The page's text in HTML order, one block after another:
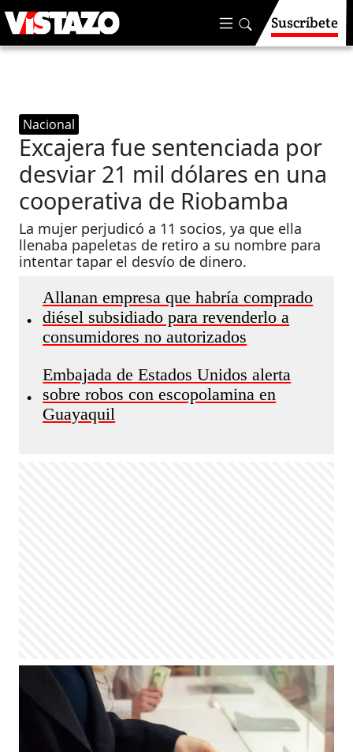
Suscríbete
Nacional
Excajera fue sentenciada por
desviar 21 mil dólares en una
cooperativa de Riobamba
La mujer perjudicó a 11 socios, ya que ella
llenaba papeletas de retiro a su nombre para
intentar tapar el desvío de dinero.
•
Allanan empresa que habría comprado
diésel subsidiado para revenderlo a
consumidores no autorizados
•
Embajada de Estados Unidos alerta
sobre robos con escopolamina en
Guayaquil